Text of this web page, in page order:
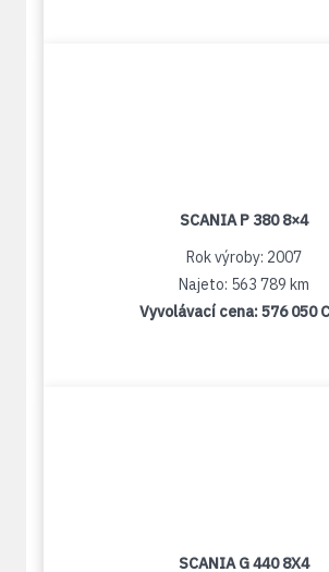
SCANIA P 380 8×4
Rok výroby: 2007
Najeto: 563 789 km
Vyvolávací cena:576 050
SCANIA G 440 8X4